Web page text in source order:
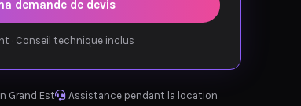
demande de devis
· Conseil technique inclus
Grand Est Assistance pendant la location